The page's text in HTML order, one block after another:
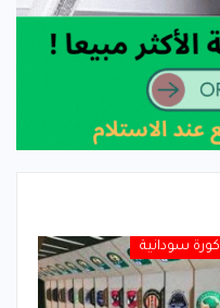
كورة سودانية